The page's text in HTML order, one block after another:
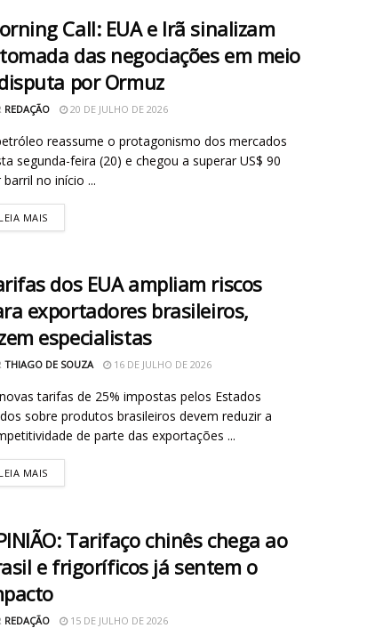
Call: EUA e Irã sinalizam
das negociações em meio
por Ormuz
REDAÇÃO 20 DE JULHO DE 2026
reassume o protagonismo dos mercados
segunda-feira (20) e chegou a superar US$ 90
barril no início ...
LEIA MAIS
dos EUA ampliam riscos
exportadores brasileiros,
especialistas
THIAGO DE SOUZA 16 DE JULHO DE 2026
tarifas de 25% impostas pelos Estados
sobre produtos brasileiros devem reduzir a
de parte das exportações ...
LEIA MAIS
Tarifaço chinês chega ao
e frigoríficos já sentem o
REDAÇÃO 15 DE JULHO DE 2026